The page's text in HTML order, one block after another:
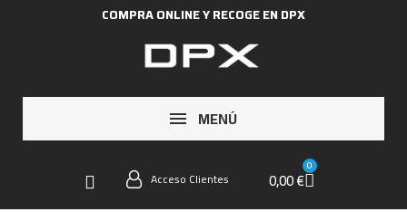
COMPRA ONLINE Y RECOGE EN DPX
MENÚ
Acceso Clientes 0,00 €